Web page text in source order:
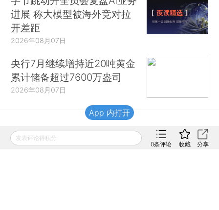
进展 称大模型被海外竞对拉
开差距
2026年08月07日
央行7月继续增持近20吨黄金
累计储备超过7600万盎司
2026年08月07日
财新移动
发表评论得积分
0条评论 收藏 分享
App 内打开